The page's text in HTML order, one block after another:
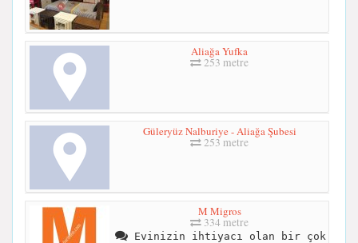
Aliağa Yufka
253 metre
Güleryüz Nalburiye - Aliağa Şubesi
253 metre
M Migros
334 metre
Evinizin ihtiyacı olan bir çok